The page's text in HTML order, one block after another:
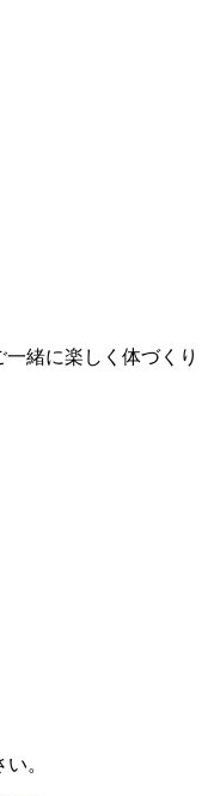
緒に楽しく体づくり
。